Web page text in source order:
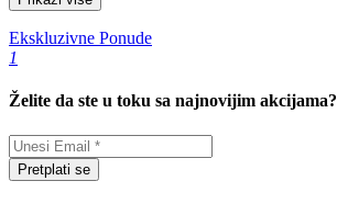
Ekskluzivne Ponude
1
Želite da ste u toku sa najnovijim akcijama?
Pretplati se